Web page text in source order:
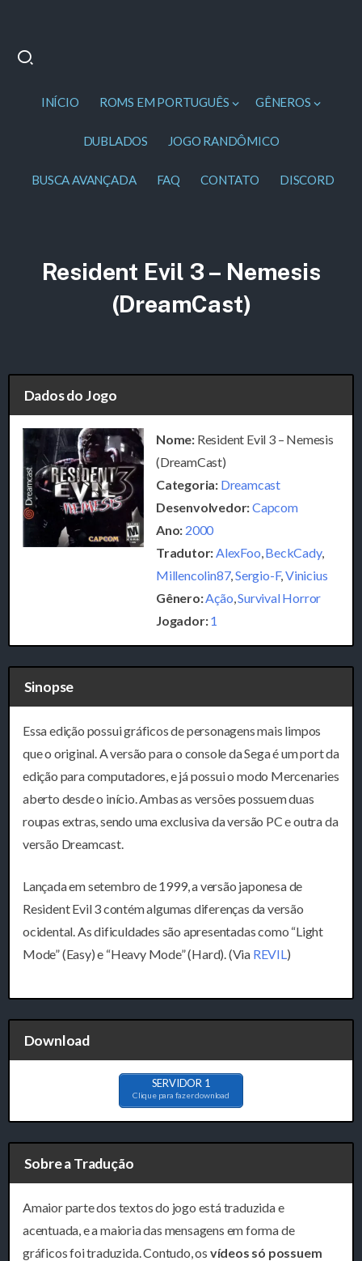
INÍCIO ROMS EM PORTUGUÊS GÊNEROS
DUBLADOS JOGO RANDÔMICO
BUSCA AVANÇADA FAQ CONTATO DISCORD
Resident Evil 3 – Nemesis
(DreamCast)
Dados do Jogo
Nome: Resident Evil 3 – Nemesis
(DreamCast)
Categoria: Dreamcast
Desenvolvedor:Capcom
Ano: 2000
Tradutor: AlexFoo BeckCady,
Millencolin87,Sergio-F,Vinicius
Gênero:Ação ,Survival Horror
Jogador:1
Sinopse
Essa edição possui gráficos de personagens mais limpos
que o original. A versão para o console da Sega é um port da
edição para computadores, e já possui o modo Mercenaries
aberto desde o início. Ambas as versões possuem duas
roupas extras, sendo uma exclusiva da versão PC e outra da
versão Dreamcast.
Lançada em setembro de 1999, a versão japonesa de
Resident Evil 3 contém algumas diferenças da versão
ocidental. As dificuldades são apresentadas como “Light
Mode” (Easy) e “Heavy Mode” (Hard). (Via REVIL)
Download
SERVIDOR 1
Clique para fazer download
Sobre a Tradução
Amaior parte dos textos do jogo está traduzida e
acentuada, e a maioria das mensagens em forma de
gráficos foi traduzida. Contudo, os vídeos só possuem